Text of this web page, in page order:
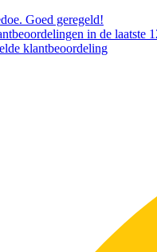
Goed geregeld!
in de laatste
klantbeoordeling